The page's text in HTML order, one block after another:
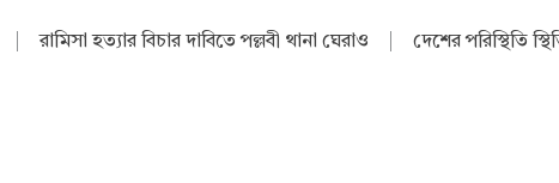
রামিসা হত্যার বিচার দাবিতে পল্লবী থানা ঘেরাও দেশের পরিস্থিতি